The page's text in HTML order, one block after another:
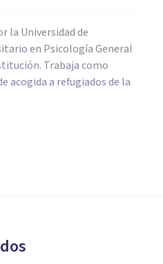
la Universidad de
en Psicología General
Trabaja como
acogida a refugiados de la
de la etología